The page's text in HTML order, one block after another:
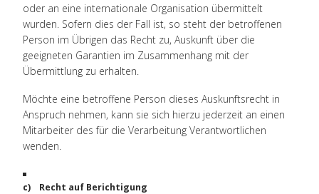
oder an eine internationale Organisation übermittelt
wurden. Sofern dies der Fall ist, so steht der betroffenen
Person im Übrigen das Recht zu, Auskunft über die
geeigneten Garantien im Zusammenhang mit der
Übermittlung zu erhalten.
Möchte eine betroffene Person dieses Auskunftsrecht in
Anspruch nehmen, kann sie sich hierzu jederzeit an einen
Mitarbeiter des für die Verarbeitung Verantwortlichen
wenden.
c) Recht auf Berichtigung